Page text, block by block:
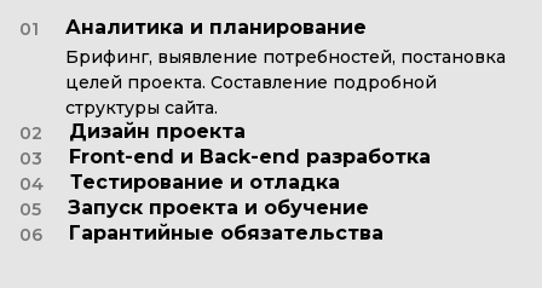
01 Аналитика и планирование
Брифинг, выявление потребностей, постановка
целей проекта. Составление подробной
структуры сайта.
02
Дизайн проекта
03 Front-end и Back-end разработка
04 Тестирование и отладка
05 Запуск проекта и обучение
06 Гарантийные обязательства